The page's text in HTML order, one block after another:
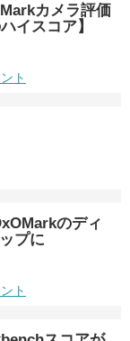
カメラ評価
イスコア】
ト
のディ
プに
ト